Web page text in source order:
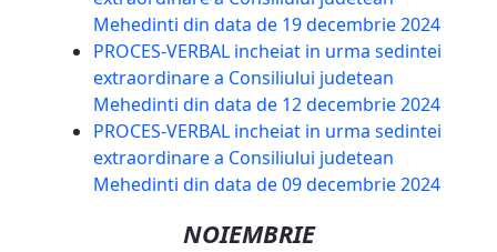
Mehedinti din data de 19 decembrie 2024
PROCES-VERBAL incheiat in urma sedintei
extraordinare a Consiliului judetean
Mehedinti din data de 12 decembrie 2024
PROCES-VERBAL incheiat in urma sedintei
extraordinare a Consiliului judetean
Mehedinti din data de 09 decembrie 2024
NOIEMBRIE